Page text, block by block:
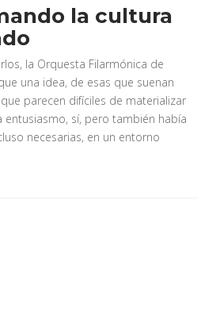
la cultura
la Orquesta Filarmónica de
una idea, de esas que suenan
parecen difíciles de materializar
entusiasmo, sí, pero también había
necesarias, en un entorno